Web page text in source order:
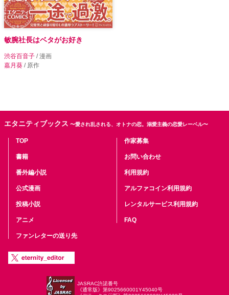
敏腕社長はベタがお好き
渋谷百音子 / 漫画
嘉月葵 / 原作
エタニティブックス 〜愛され乱される、オトナの恋。溺愛主義の恋愛レーベル〜
TOP
書籍
番外編小説
公式漫画
投稿小説
アニメ
ファンレターの送り先
作家募集
お問い合わせ
利用規約
アルファコイン利用規約
レンタルサービス利用規約
FAQ
JASRAC許諾番号
《通常版》第9025660001Y45040号